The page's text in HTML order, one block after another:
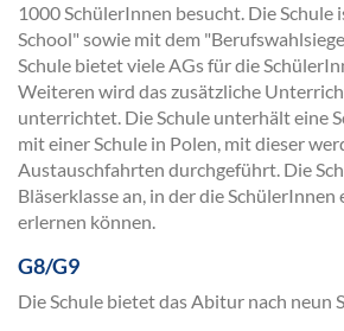
1000 SchülerInnen besucht. Die Schule
School" sowie mit dem
Schule bietet viele AGs für die
Weiteren wird das zusätzliche
unterrichtet. Die Schule unterhält eine
mit einer Schule in Polen, mit dieser
Austauschfahrten durchgeführt. Die
Bläserklasse an, in der die
erlernen können.
G8/G9
Die Schule bietet das Abitur nach neun